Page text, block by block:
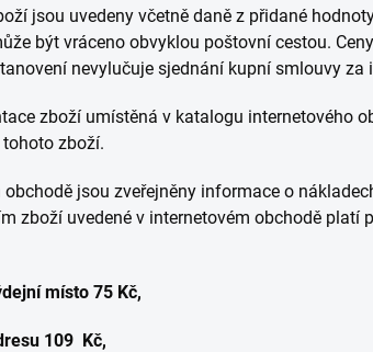
jsou uvedeny včetně daně z přidané
být vráceno obvyklou poštovní cestou.
nevylučuje sjednání kupní smlouvy
zboží umístěná v katalogu
zboží.
obchodě jsou zveřejněny informace o
zboží uvedené v internetovém obchodě platí
místo 75 Kč,
109 Kč,